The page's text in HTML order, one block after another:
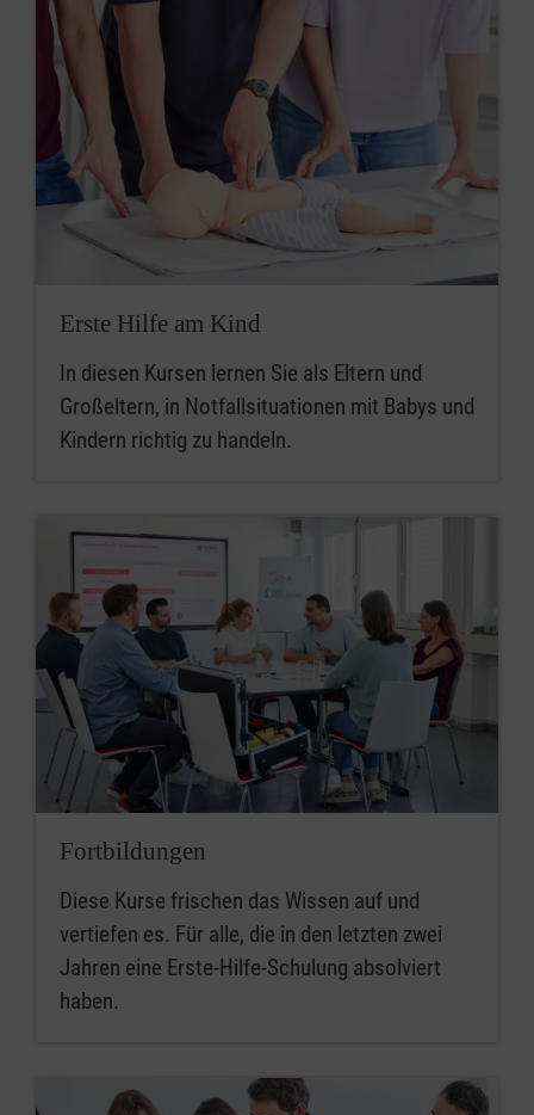
Erste Hilfe am Kind
In diesen Kursen lernen Sie als Eltern und
Großeltern, in Notfallsituationen mit Babys und
Kindern richtig zu handeln.
Fortbildungen
Diese Kurse frischen das Wissen auf und
vertiefen es. Für alle, die in den letzten zwei
Jahren eine Erste-Hilfe-Schulung absolviert
haben.